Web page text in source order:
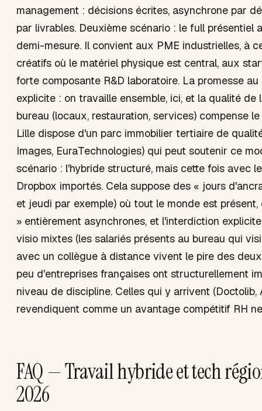
management : décisions écrites, asynchrone par
par livrables. Deuxième scénario : le full présentiel
demi-mesure. Il convient aux PME industrielles, à
créatifs où le matériel physique est central, aux
forte composante R&D laboratoire. La promesse
explicite : on travaille ensemble, ici, et la qualité de
bureau (locaux, restauration, services) compense
Lille dispose d'un parc immobilier tertiaire de
Images, EuraTechnologies) qui peut soutenir ce
scénario : l'hybride structuré, mais cette fois avec
Dropbox importés. Cela suppose des « jours
et jeudi par exemple) où tout le monde est
» entièrement asynchrones, et l'interdiction
visio mixtes (les salariés présents au bureau qui
avec un collègue à distance vivent le pire des
peu d'entreprises françaises ont structurellement
niveau de discipline. Celles qui y arrivent (Doctolib,
revendiquent comme un avantage compétitif RH
FAQ — Travail hybride et tech
2026